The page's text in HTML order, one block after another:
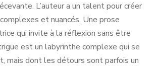
L’auteur a un talent pour créer
et nuancés. Une prose
qui invite à la réflexion sans être
est un labyrinthe complexe qui se
mais dont les détours sont parfois un